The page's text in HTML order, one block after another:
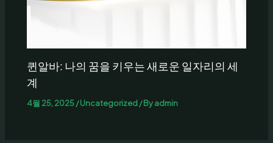
퀸알바: 나의 꿈을 키우는 새로운 일자리의 세
계
4월 25, 2025/Uncategorized/ Byadmin